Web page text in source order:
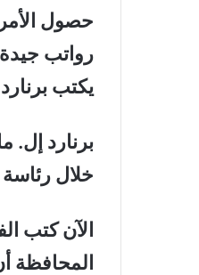
حصول
رواتب
يكتب
خلال
المحافظة